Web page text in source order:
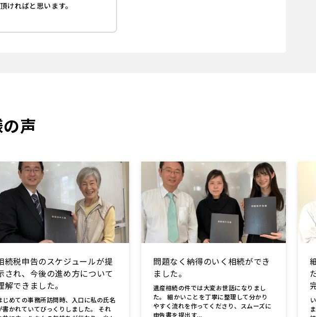
ればと思います。
声
続税申告のスケジュールが提
され、今後の進め方について
解できました。
じめての事務所訪問時、入口に私の氏名
書かれていてびっくりしました。 それ
問題なく納得のいく相続ができ
ました。
遺産相続の件では大変お世話になりまし
た。 細かいことを丁寧に整理して分かり
やすく流れを作ってくださり、スムーズに
申告書を提出す...